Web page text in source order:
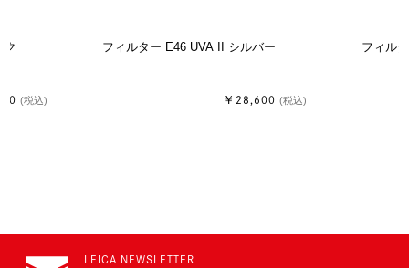
ク
(税込)
フィルター E46 UVA II シルバー
￥28,600 (税込)
フィル
LEICA NEWSLETTER